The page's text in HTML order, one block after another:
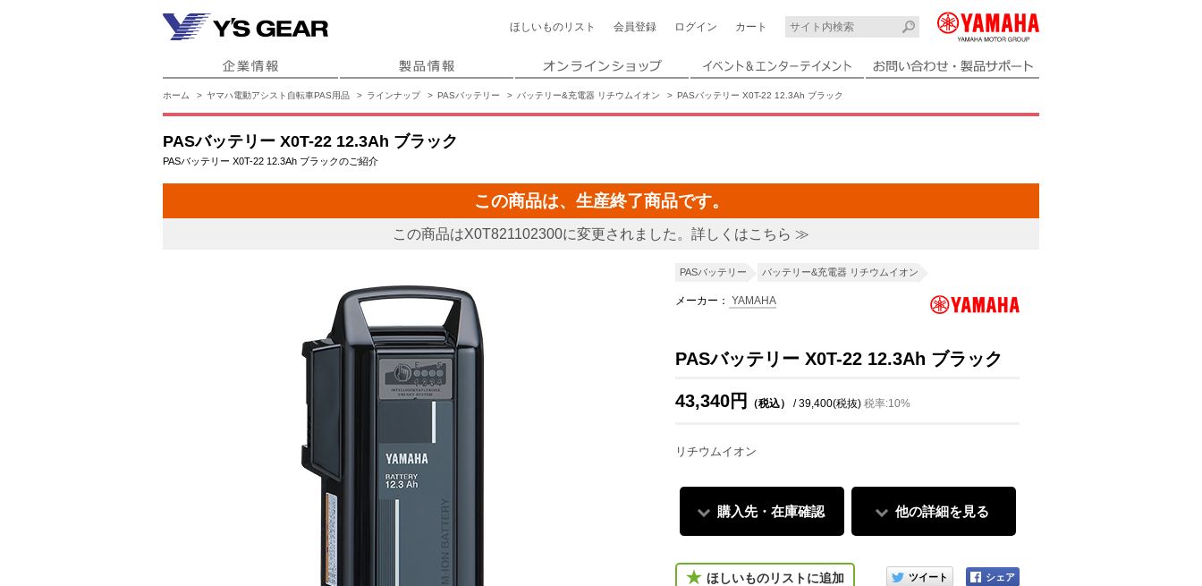
ほしいもの リスト 会員登録 ログイン カート
ホーム ヤマハ電動アシスト自転車PAS用品 ラインナップ PASバッテリー バッテリー&充電器 リチウムイオン PASバッテリー X0T-22 12.3Ah ブラック
PASバッテリー X0T-22 12.3Ah ブラック
PASバッテリー X0T-22 12.3Ah ブラックのご紹介
この商品は、生産終了商品です。
この商品はX0T821102300に変更されました。詳しくはこちら ≫
PASバッテリー バッテリー&充電器 リチウムイオン
メーカー： YAMAHA
PASバッテリー X0T-22 12.3Ah ブラック
43,340円 （税込） / 39,400(税抜) 税率:10%
リチウムイオン
購入先・在庫確認 他の詳細を見る
ほしいものリストに追加
このアイテムをシェアする